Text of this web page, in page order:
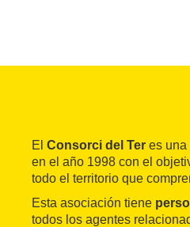
El Consorci del Ter es una
en el año 1998 con el
todo el territorio que
Esta asociación tiene
todos los agentes